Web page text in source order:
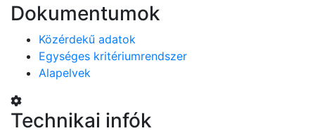
Dokumentumok
Közérdekű adatok
Egységes kritériumrendszer
Alapelvek
Technikai infók